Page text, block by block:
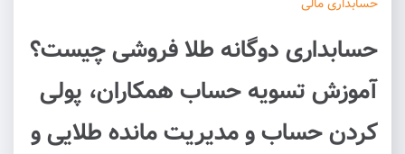
حسابداری دوگانه طلا فروشی چیست؟
آموزش تسویه حساب همکاران، پولی
کردن حساب و مدیریت مانده طلایی و